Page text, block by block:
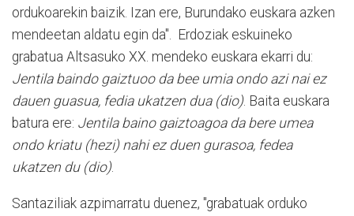
ordukoarekin baizik. Izan ere, Burundako euskara azken
mendeetan aldatu egin da". Erdoziak eskuineko
grabatua Altsasuko XX. mendeko euskara ekarri du:
Jentila baindo gaiztuoo da bee umia ondo azi nai ez
dauen guasua, fedia ukatzen dua (dio). Baita euskara
batura ere: Jentila baino gaiztoagoa da bere umea
ondo kriatu (hezi) nahi ez duen gurasoa, fedea
ukatzen du (dio).
Santaziliak azpimarratu duenez, "grabatuak orduko